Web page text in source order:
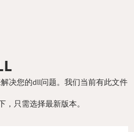
决您的dll问题。我们当前有此文件
只需选择最新版本。